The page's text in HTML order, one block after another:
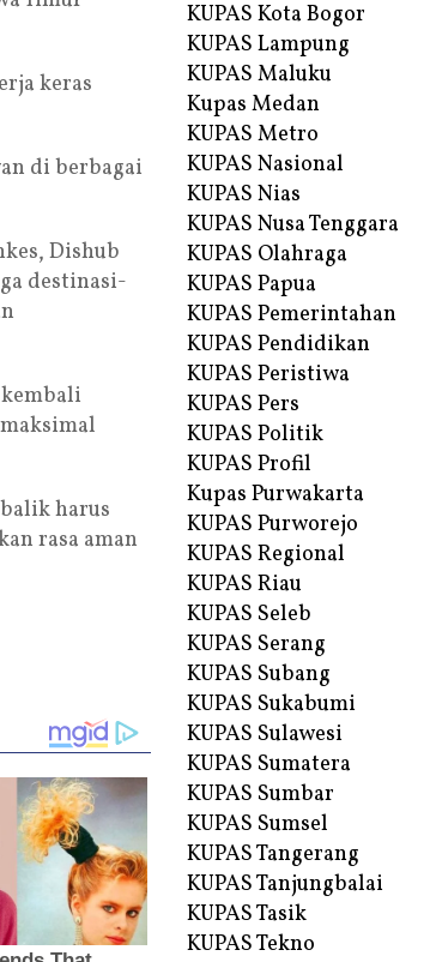
keras
di berbagai
Dishub
destinasi-
harus
rasa aman
KUPAS Kota Bogor
KUPAS Lampung
KUPAS Maluku
Kupas Medan
KUPAS Metro
KUPAS Nasional
KUPAS Nias
KUPAS Nusa Tenggara
KUPAS Olahraga
KUPAS Papua
KUPAS Pemerintahan
KUPAS Pendidikan
KUPAS Peristiwa
KUPAS Pers
KUPAS Politik
KUPAS Profil
Kupas Purwakarta
KUPAS Purworejo
KUPAS Regional
KUPAS Riau
KUPAS Seleb
KUPAS Serang
KUPAS Subang
KUPAS Sukabumi
KUPAS Sulawesi
KUPAS Sumatera
KUPAS Sumbar
KUPAS Sumsel
KUPAS Tangerang
KUPAS Tanjungbalai
KUPAS Tasik
KUPAS Tekno